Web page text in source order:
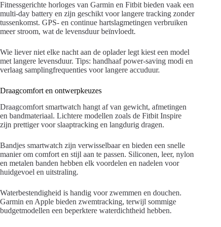
Fitnessgerichte horloges van Garmin en Fitbit bieden vaak een
multi-day battery en zijn geschikt voor langere tracking zonder
tussenkomst. GPS- en continue hartslagmetingen verbruiken
meer stroom, wat de levensduur beïnvloedt.
Wie liever niet elke nacht aan de oplader legt kiest een model
met langere levensduur. Tips: handhaaf power-saving modi en
verlaag samplingfrequenties voor langere accuduur.
Draagcomfort en ontwerpkeuzes
Draagcomfort smartwatch hangt af van gewicht, afmetingen
en bandmateriaal. Lichtere modellen zoals de Fitbit Inspire
zijn prettiger voor slaaptracking en langdurig dragen.
Bandjes smartwatch zijn verwisselbaar en bieden een snelle
manier om comfort en stijl aan te passen. Siliconen, leer, nylon
en metalen banden hebben elk voordelen en nadelen voor
huidgevoel en uitstraling.
Waterbestendigheid is handig voor zwemmen en douchen.
Garmin en Apple bieden zwemtracking, terwijl sommige
budgetmodellen een beperktere waterdichtheid hebben.